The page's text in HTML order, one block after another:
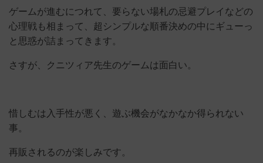
ゲームが進むにつれて、要らない場札の忌避プレイなどの
心理戦も相まって、超シンプルな順番決めの中にギューっ
と思惑が詰まってきます。
さすが、クニツィア先生のゲームは面白い。
惜しむは入手性が悪く、遊ぶ機会がなかなか得られない
事。
再販されるのが楽しみです。